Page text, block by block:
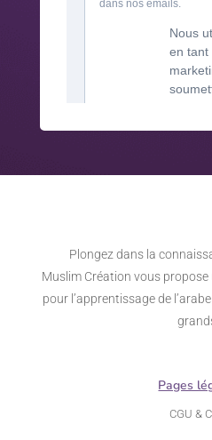
Plongez dans la
Muslim Création vous
pour l’apprentissage de
Pages
CGU &